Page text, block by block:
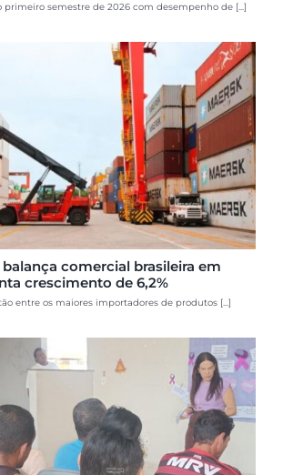
primeiro semestre de 2026 com desempenho de [...]
comercial brasileira em
crescimento de 6,2%
entre os maiores importadores de produtos [...]